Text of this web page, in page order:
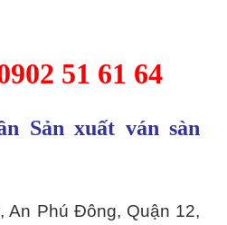
51 61 64
Sản xuất ván sàn
An Phú Đông, Quận 12,